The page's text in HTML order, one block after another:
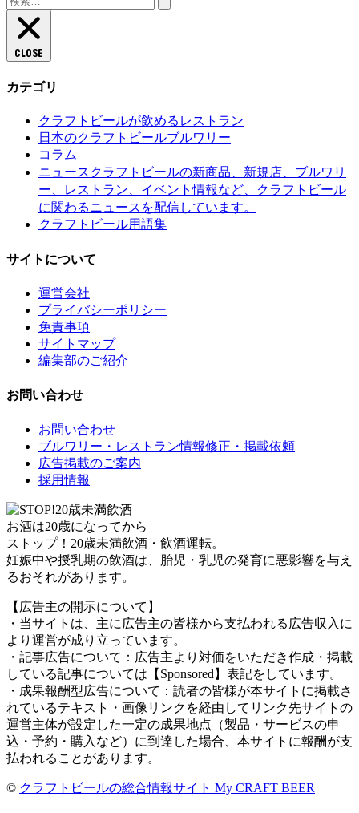
索:
CLOSE
カテゴリ
クラフトビールが飲めるレストラン
日本のクラフトビールブルワリー
コラム
ニュース クラフトビールの新商品、新規店、ブルワリ
ー、レストラン、イベント情報など、クラフトビール
に関わるニュースを配信しています。
クラフトビール用語集
サイトについて
運営会社
プライバシーポリシー
免責事項
サイトマップ
編集部のご紹介
お問い合わせ
お問い合わせ
ブルワリー・レストラン情報修正・掲載依頼
広告掲載のご案内
採用情報
お酒は20歳になってから
ストップ！20歳未満飲酒・飲酒運転。
妊娠中や授乳期の飲酒は、胎児・乳児の発育に悪影響を与え
るおそれがあります。
【広告主の開示について】
・当サイトは、主に広告主の皆様から支払われる広告収入に
より運営が成り立っています。
・記事広告について：広告主より対価をいただき作成・掲載
している記事については【Sponsored】表記をしています。
・成果報酬型広告について：読者の皆様が本サイトに掲載さ
れているテキスト・画像リンクを経由してリンク先サイトの
運営主体が設定した一定の成果地点（製品・サービスの申
込・予約・購入など）に到達した場合、本サイトに報酬が支
払われることがあります。
© クラフトビールの総合情報サイト My CRAFT BEER